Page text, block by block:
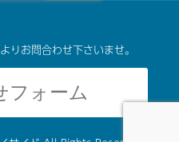
りお問合わせ下さいませ。
フォーム